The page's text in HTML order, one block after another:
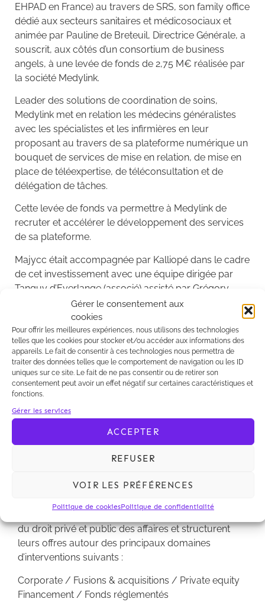
Gérer le consentement aux
cookies
Pour offrir les meilleures expériences, nous utilisons des technologies
telles que les cookies pour stocker et/ou accéder aux informations des
appareils. Le fait de consentir à ces technologies nous permettra de
traiter des données telles que le comportement de navigation ou les ID
uniques sur ce site. Le fait de ne pas consentir ou de retirer son
consentement peut avoir un effet négatif sur certaines caractéristiques et
fonctions.
Gérer les services
ACCEPTER
REFUSER
VOIR LES PRÉFÉRENCES
Politique de cookiesPolitique de confidentialité
EHPAD en France) au travers de SRS, son family office
dédié aux secteurs sanitaires et médicosociaux et
animée par Pauline de Breteuil, Directrice Générale, a
souscrit, aux côtés d’un consortium de business
angels, à une levée de fonds de 2,75 M€ réalisée par
la société Medylink.
Leader des solutions de coordination de soins,
Medylink met en relation les médecins généralistes
avec les spécialistes et les infirmières en leur
proposant au travers de sa plateforme numérique un
bouquet de services de mise en relation, de mise en
place de téléexpertise, de téléconsultation et de
délégation de tâches.
Cette levée de fonds va permettre à Medylink de
recruter et accélérer le développement des services
de sa plateforme.
Majycc était accompagnée par Kalliopé dans le cadre
de cet investissement avec une équipe dirigée par
Tanguy d’Everlange (associé) assisté par Grégory
Russo (collaborateur).
A propos de Kalliopé :
Kalliopé est une société d’avocats indépendante
d’une forte complémentarité d’expertises.
Créée en 2008, Kalliopé est composée de 6
du droit privé et public des affaires et structurent
leurs offres autour des principaux domaines
d’interventions suivants :
Corporate / Fusions & acquisitions / Private equity
Financement / Fonds réglementés